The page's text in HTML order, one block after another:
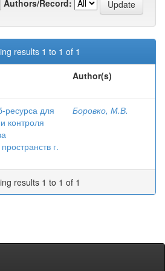
Authors/Record:
results 1 to 1 of 1
Author(s)
ресурса для
контроля
г.
Боровко, М.В.
results 1 to 1 of 1